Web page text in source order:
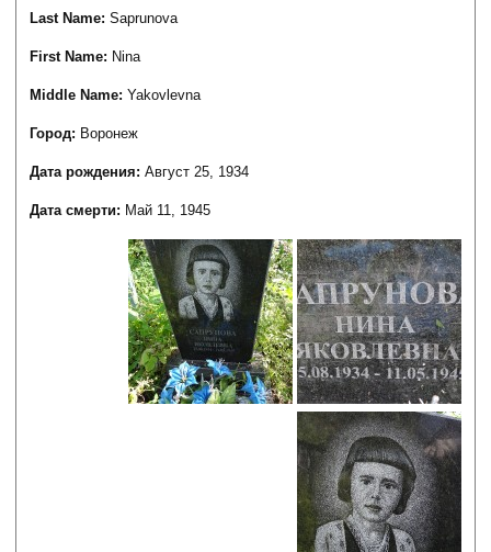
Last Name:Saprunova
First Name: Nina
Middle Name:Yakovlevna
Город: Воронеж
Дата рождения:Август 25, 1934
Дата смерти: Май 11, 1945